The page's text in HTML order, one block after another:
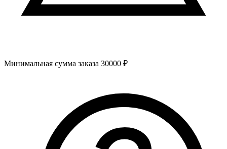
Минимальная сумма заказа 30000 ₽